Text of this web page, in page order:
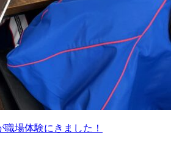
職場体験にきました！